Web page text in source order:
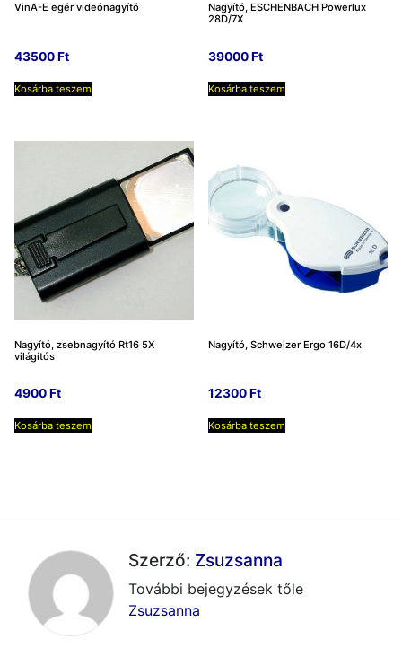
VinA-E egér videónagyító
43500Ft
Kosárba teszem
Nagyító, ESCHENBACH Powerlux
28D/7X
39000Ft
Kosárba teszem
Nagyító, zsebnagyító Rt16 5X
világítós
4900Ft
Kosárba teszem
Nagyító, Schweizer Ergo 16D/4x
12300Ft
Kosárba teszem
Szerző: Zsuzsanna
További bejegyzések tőle
Zsuzsanna